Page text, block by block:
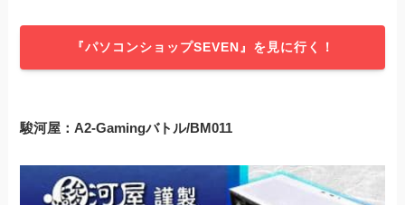
『パソコンショップSEVEN』を見に行く！
駿河屋：A2-Gamingバトル/BM011